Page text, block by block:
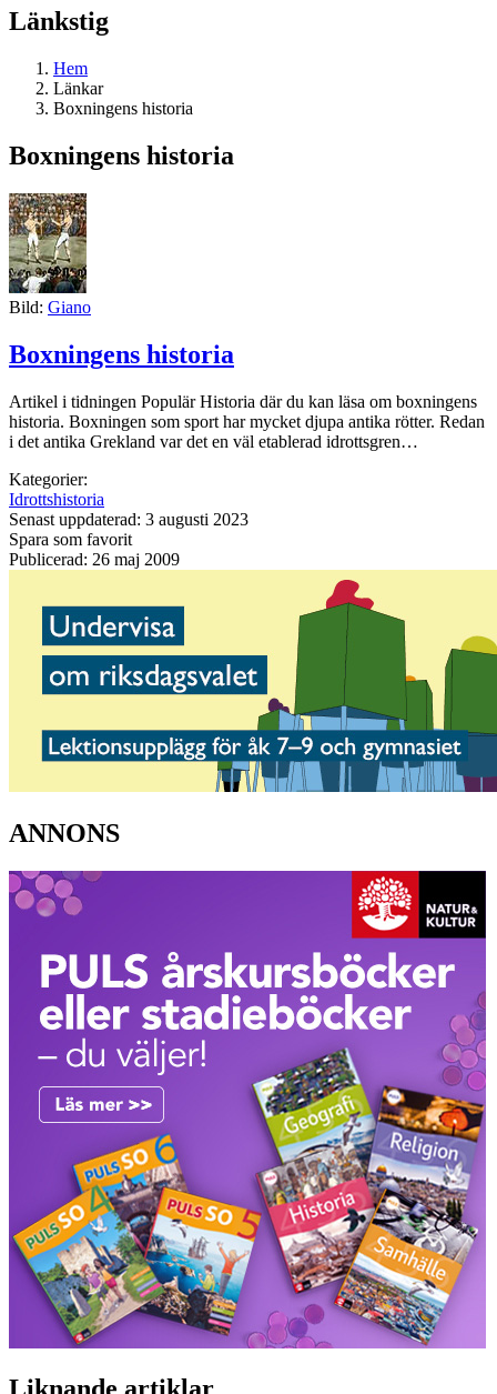
Länkstig
Hem
Länkar
Boxningens historia
Boxningens historia
Bild: Giano
Boxningens historia
Artikel i tidningen Populär Historia där du kan läsa om boxningens
historia. Boxningen som sport har mycket djupa antika rötter. Redan
i det antika Grekland var det en väl etablerad idrottsgren…
Kategorier:
Idrottshistoria
Senast uppdaterad: 3 augusti 2023
Spara som favorit
Publicerad: 26 maj 2009
ANNONS